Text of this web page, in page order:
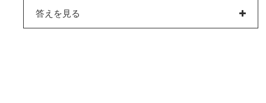
答えを見る